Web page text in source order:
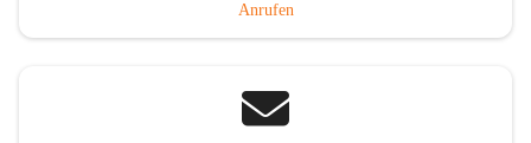
Anrufen